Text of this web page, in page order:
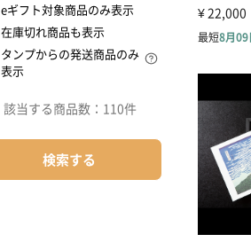
eギフト対象商品のみ表示
在庫切れ商品も表示
タンプからの発送商品のみ
表示
該当する商品数： 110件
検索する